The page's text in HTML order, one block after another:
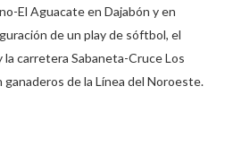
El Aguacate en Dajabón y en
de un play de sóftbol, el
carretera Sabaneta-Cruce Los
de la Línea del Noroeste.